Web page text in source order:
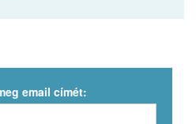
email címét: